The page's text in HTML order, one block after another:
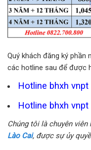
Quý khách đăng ký phần
các hotline sau để được
Hotline bhxh vnpt
Hotline bhxh vnpt
Chúng tôi là chuyên
Lào Cai, được sự ủy